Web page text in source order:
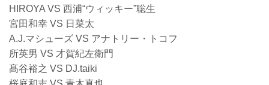
HIROYA VS 西浦“ウィッキー”聡生
宮田和幸 VS 日菜太
A.J.マシューズ VS アナトリー・トコフ
所英男 VS 才賀紀左衛門
髙谷裕之 VS DJ.taiki